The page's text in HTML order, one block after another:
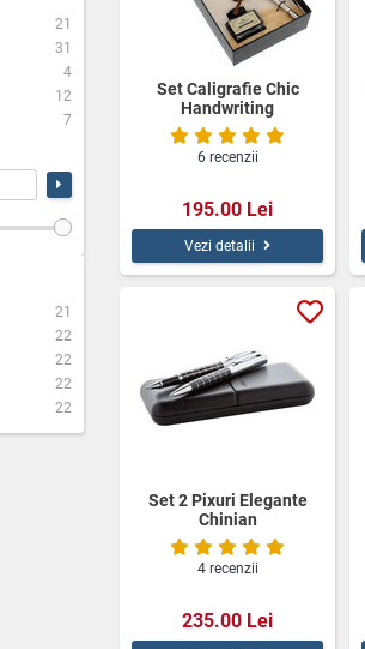
21
31
4
12
7
21
22
22
22
22
Set Caligrafie Chic
Handwriting
6 recenzii
195.00 Lei
Vezi detalii
Set 2 Pixuri Elegante
Chinian
4 recenzii
235.00 Lei